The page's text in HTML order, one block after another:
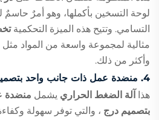
لوحة التسخين بأكملها، وهو أمرٌ حاسمٌ
التسامي. وتتيح هذه الميزة التحكمية
مثالية لمجموعة واسعة من المواد مثل
وأكثر من ذلك.
4. منضدة عمل ذات جانب واحد
هذا
آلة الضغط الحراري يشمل منضدة
بتصميم درج ، والتي توفر سهولة